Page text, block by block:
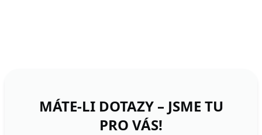
MÁTE-LI DOTAZY – JSME TU
PRO VÁS!